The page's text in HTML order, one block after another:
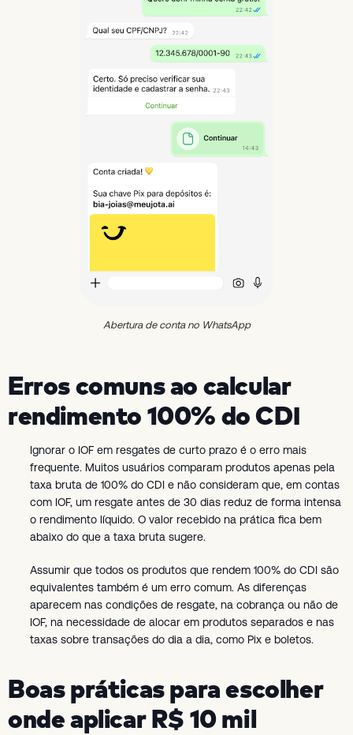
Abertura de conta no WhatsApp
Erros comuns ao calcular
rendimento 100% do CDI
Ignorar o IOF em resgates de curto prazo é o erro mais
frequente. Muitos usuários comparam produtos apenas pela
taxa bruta de 100% do CDI e não consideram que, em contas
com IOF, um resgate antes de 30 dias reduz de forma intensa
o rendimento líquido. O valor recebido na prática fica bem
abaixo do que a taxa bruta sugere.
Assumir que todos os produtos que rendem 100% do CDI são
equivalentes também é um erro comum. As diferenças
aparecem nas condições de resgate, na cobrança ou não de
IOF, na necessidade de alocar em produtos separados e nas
taxas sobre transações do dia a dia, como Pix e boletos.
Boas práticas para escolher
onde aplicar R$ 10 mil